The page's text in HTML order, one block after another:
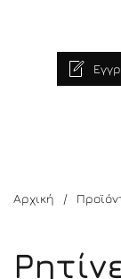
Αρχική